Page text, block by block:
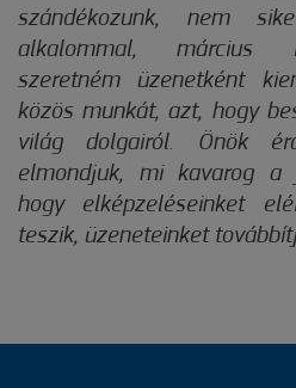
szándékozunk, nem
alkalommal, március
szeretném üzenetként
közös munkát, azt, hogy
világ dolgairól. Önök
elmondjuk, mi kavarog a
hogy elképzeléseinket
teszik, üzeneteinket